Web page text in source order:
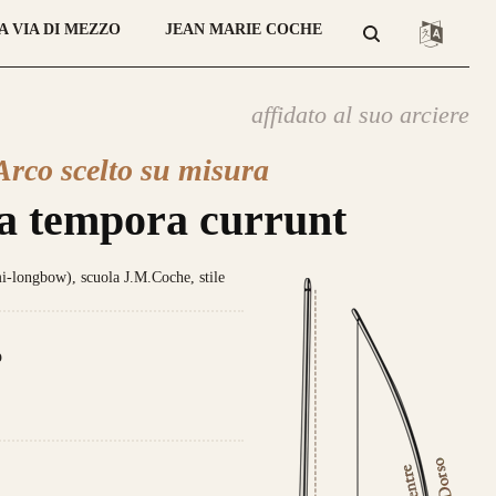
che contraddistingue
Tasso, Osage o Bambù, con
struttura composta da
.
VIA DI MEZZO JEAN MARIE COCHE
affidato al suo arciere
scelto su misura
tempora currunt
longbow), scuola J.M.Coche, stile